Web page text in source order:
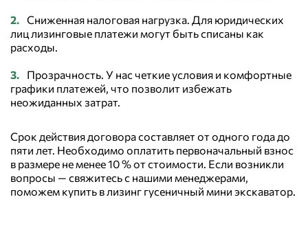
Сниженная налоговая нагрузка. Для юридических
лиц лизинговые платежи могут быть списаны как
расходы.
Прозрачность. У нас четкие условия и комфортные
графики платежей, что позволит избежать
неожиданных затрат.
Срок действия договора составляет от одного года до
пяти лет. Необходимо оплатить первоначальный взнос
в размере не менее 10 % от стоимости. Если возникли
вопросы — свяжитесь с нашими менеджерами,
поможем купить в лизинг гусеничный мини экскаватор.